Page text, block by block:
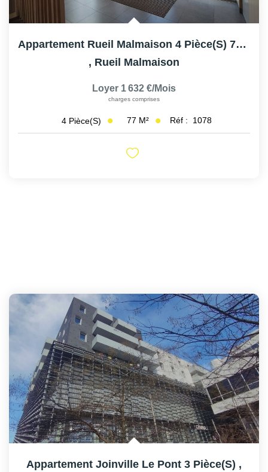
AFR IMMOBILIER Sartrouville
CONTACT
Appartement Rueil Malmaison 4 Pièce(s) 77 M2
, Rueil Malmaison
Loyer 1 632 €/mois
charges comprises
4 Pièce(s) 77 M² Réf : 1078
Appartement Joinville Le Pont 3 Pièce(s) ,